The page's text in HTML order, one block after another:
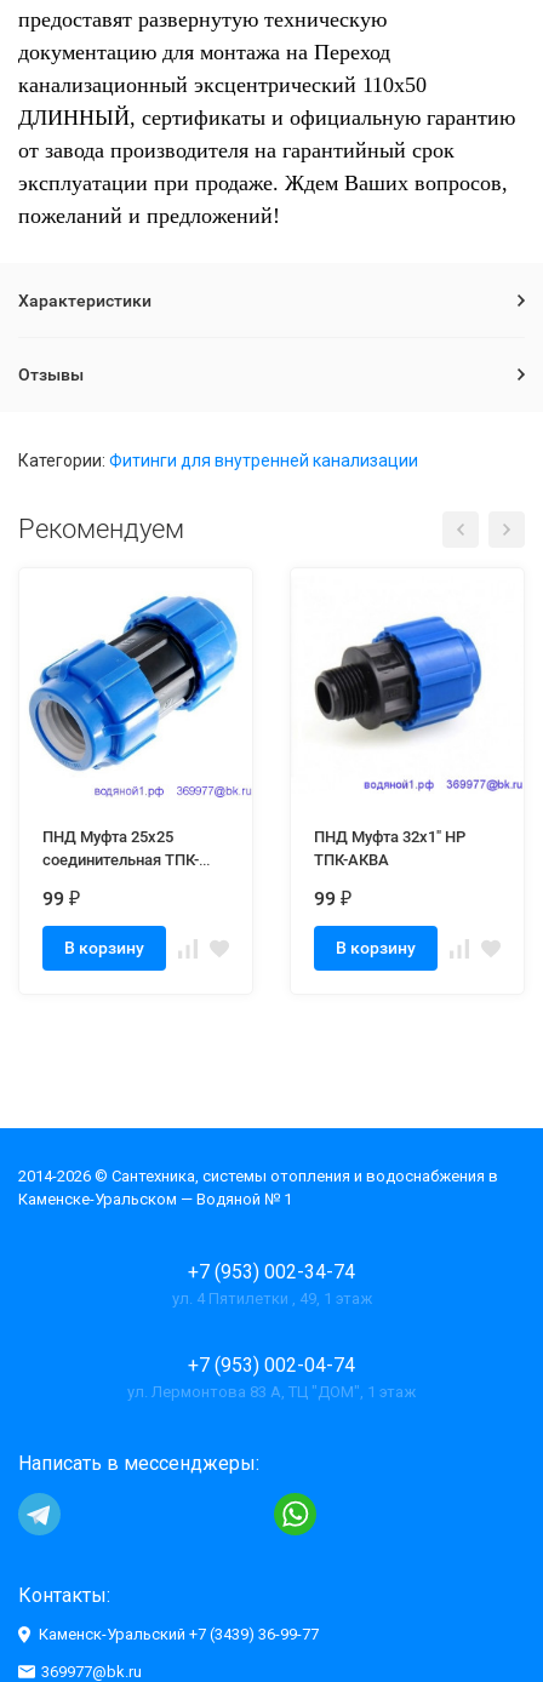
предоставят развернутую техническую
документацию для монтажа на Переход
канализационный эксцентрический 110х50
ДЛИННЫЙ, сертификаты и официальную гарантию
от завода производителя на гарантийный срок
эксплуатации при продаже. Ждем Ваших вопросов,
пожеланий и предложений!
Характеристики
Отзывы
Категории: Фитинги для внутренней канализации
Рекомендуем
ПНД Муфта 25х25
соединительная ТПК-
99 ₽
В корзину
ПНД Муфта 32х1" НР
ТПК-АКВА
99 ₽
В корзину
2014-2026 © Cантехника, системы отопления и водоснабжения в
Каменске-Уральском — Водяной № 1
+7 (953) 002-34-74
ул. 4 Пятилетки , 49, 1 этаж
+7 (953) 002-04-74
ул. Лермонтова 83 А, ТЦ "ДОМ", 1 этаж
Написать в мессенджеры:
Контакты:
Каменск-Уральский +7 (3439) 36-99-77
369977@bk.ru